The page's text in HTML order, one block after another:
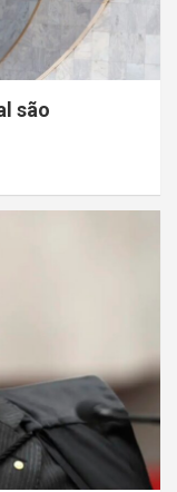
são